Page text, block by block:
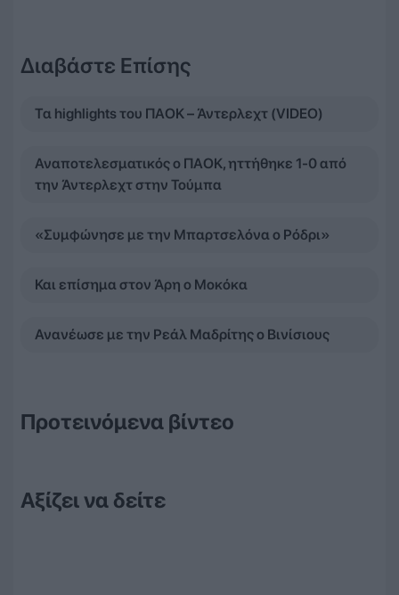
Διαβάστε Επίσης
Τα highlights του ΠΑΟΚ – Άντερλεχτ (VIDEO)
Αναποτελεσματικός ο ΠΑΟΚ, ηττήθηκε 1-0 από
την Άντερλεχτ στην Τούμπα
«Συμφώνησε με την Μπαρτσελόνα ο Ρόδρι»
Και επίσημα στον Άρη ο Μοκόκα
Ανανέωσε με την Ρεάλ Μαδρίτης ο Βινίσιους
Προτεινόμενα βίντεο
Αξίζει να δείτε